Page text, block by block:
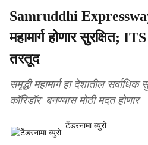
Samruddhi
महामार्ग होणार सुरक्षित;
तरतूद
समृद्धी महामार्ग हा देशातील
कॉरिडॉर' बनण्यास मोठी मदत होणार
टेंडरनामा ब्युरो